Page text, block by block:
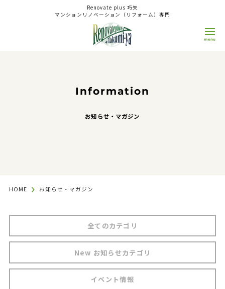
Renovate plus 巧矢
マンションリノベーション（リフォーム）専門
サービス
Renovation（Reform）
マンションリノベーション(リフォーム)
How to Renovate
リノベの始め方
Information
お知らせ・マガジン
HOME お知らせ・マガジン
全てのカテゴリ
New お知らせカテゴリ
イベント情報